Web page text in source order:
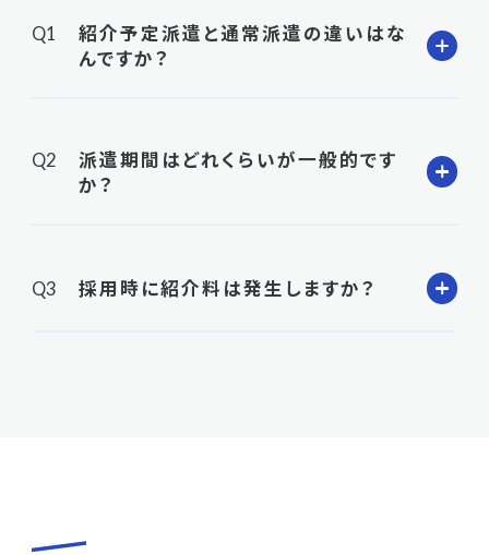
紹介予定派遣と通常派遣の違いはな
んですか？
派遣期間はどれくらいが一般的です
か？
採用時に紹介料は発生しますか？